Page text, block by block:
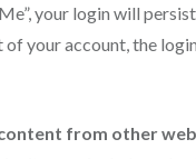
your login will
of your account, the
from other